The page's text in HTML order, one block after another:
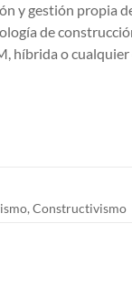
y gestión propia
de
híbrida o
, Constructivismo